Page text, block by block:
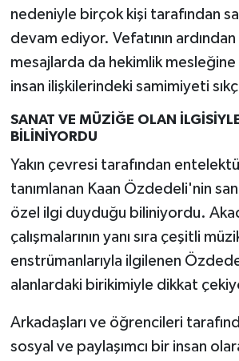
nedeniyle birçok kişi tarafından
devam ediyor. Vefatının ardından
mesajlarda da hekimlik mesleğine
insan ilişkilerindeki samimiyeti
SANAT VE MÜZİĞE OLAN
BİLİNİYORDU
Yakın çevresi tarafından
tanımlanan Kaan Özdedeli'nin
özel ilgi duyduğu biliniyordu.
çalışmalarının yanı sıra çeşitli
enstrümanlarıyla ilgilenen
alanlardaki birikimiyle dikkat
Arkadaşları ve öğrencileri
sosyal ve paylaşımcı bir insan